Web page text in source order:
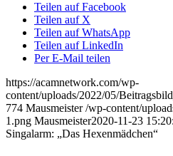
Teilen auf Facebook
Teilen auf X
Teilen auf WhatsApp
Teilen auf LinkedIn
Per E-Mail teilen
https://acamnetwork.com/wp-
content/uploads/2022/05/
774 Mausmeister /wp-content/
1.png Mausmeister2020-11-23
Singalarm: „Das Hexenmädchen“